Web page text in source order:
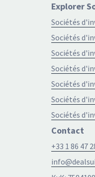
Explorer
Sociétés
Sociétés
Sociétés
Sociétés
Sociétés
Sociétés
Sociétés
Contact
+33 1 86 47